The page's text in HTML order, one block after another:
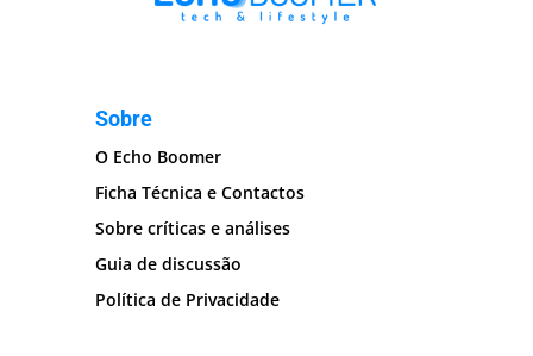
Sobre
O Echo Boomer
Ficha Técnica e Contactos
Sobre críticas e análises
Guia de discussão
Política de Privacidade